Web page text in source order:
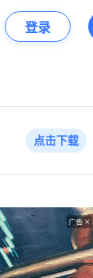
登录
点击下载